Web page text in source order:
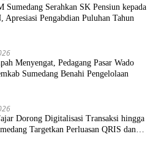
Sumedang Serahkan SK Pensiun kepada
Apresiasi Pengabdian Puluhan Tahun
Menyengat, Pedagang Pasar Wado
Sumedang Benahi Pengelolaan
Dorong Digitalisasi Transaksi hingga
Targetkan Perluasan QRIS dan